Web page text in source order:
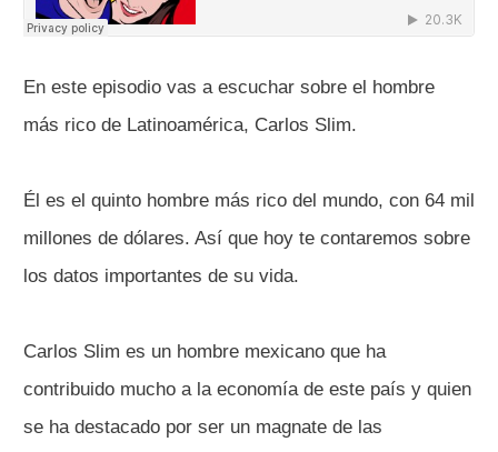
En este episodio vas a escuchar sobre el hombre
más rico de Latinoamérica, Carlos Slim.
Él es el quinto hombre más rico del mundo, con 64 mil
millones de dólares. Así que hoy te contaremos sobre
los datos importantes de su vida.
Carlos Slim es un hombre mexicano que ha
contribuido mucho a la economía de este país y quien
se ha destacado por ser un magnate de las